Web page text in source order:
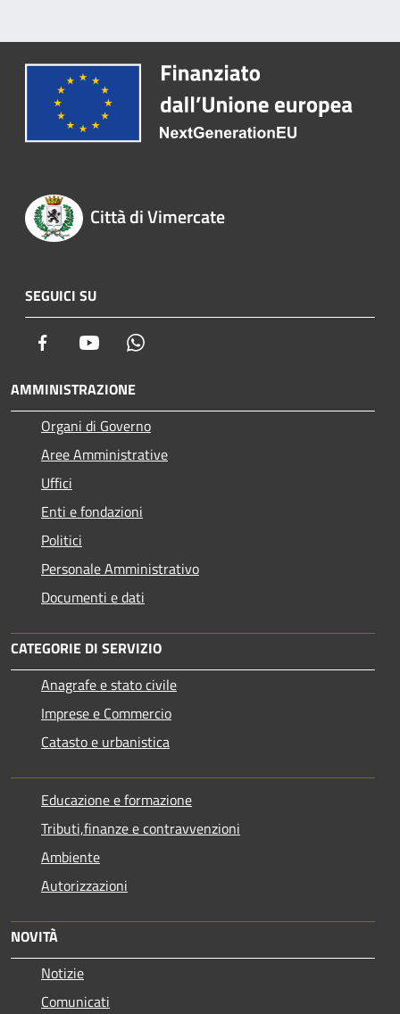
Città di Vimercate
SEGUICI SU
Facebook Youtube
AMMINISTRAZIONE
Organi di Governo
Aree Amministrative
Uffici
Enti e fondazioni
Politici
Personale Amministrativo
Documenti e dati
CATEGORIE DI SERVIZIO
Anagrafe e stato civile
Imprese e Commercio
Catasto e urbanistica
Educazione e formazione
Tributi,finanze e contravvenzioni
Ambiente
Autorizzazioni
NOVITÀ
Notizie
Comunicati